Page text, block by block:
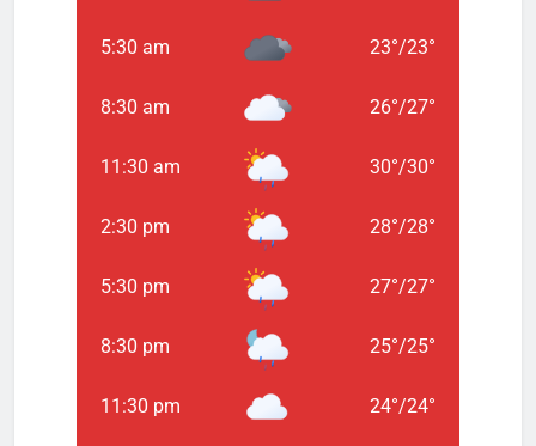
5:30 am 23°/23°
8:30 am 26°/27°
11:30 am 30°/30°
2:30 pm 28°/28°
5:30 pm 27°/27°
8:30 pm 25°/25°
11:30 pm 24°/24°